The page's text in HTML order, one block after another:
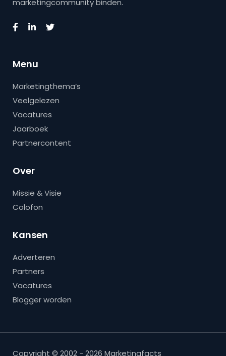
marketingcommunity binden.
Menu
Marketingthema’s
Veelgelezen
Vacatures
Jaarboek
Partnercontent
Over
Missie & Visie
Colofon
Kansen
Adverteren
Partners
Vacatures
Blogger worden
Copyright © 2002 - 2026 Marketingfacts